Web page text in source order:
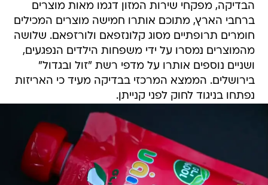
הבדיקה, מפקחי שירות המזון דגמו מאות מוצרים
ברחבי הארץ, מתוכם אותרו חמישה מוצרים המכילים
חומרים תרופתיים מסוג קלונזפאם ולורזפאם. שלושה
מהמוצרים נמסרו על ידי משפחות הילדים הנפגעים,
ושניים נוספים אותרו על מדפי רשת "זול ובגדול"
בירושלים. הממצא המרכזי בבדיקה מעיד כי האריזות
נפתחו בניגוד לחוק לפני קנייתן.